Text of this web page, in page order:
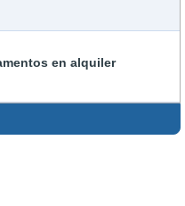
en alquiler